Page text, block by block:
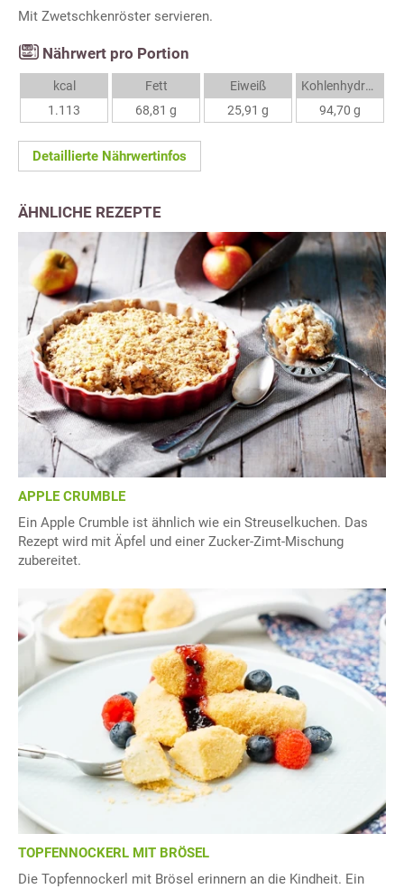
Mit Zwetschkenröster servieren.
Nährwert pro Portion
kcal
1.113
Fett
68,81 g
Eiweiß
25,91 g
Kohlenhydrate
94,70 g
Detaillierte Nährwertinfos
ÄHNLICHE REZEPTE
APPLE CRUMBLE
Ein Apple Crumble ist ähnlich wie ein Streuselkuchen. Das
Rezept wird mit Äpfel und einer Zucker-Zimt-Mischung
zubereitet.
TOPFENNOCKERL MIT BRÖSEL
Die Topfennockerl mit Brösel erinnern an die Kindheit. Ein